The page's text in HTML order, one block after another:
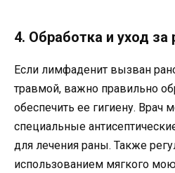
4. Обработка и уход за
Если лимфаденит вызван
травмой, важно правильно
обеспечить ее гигиену. Врач
специальные
для лечения раны. Также
использованием мягкого